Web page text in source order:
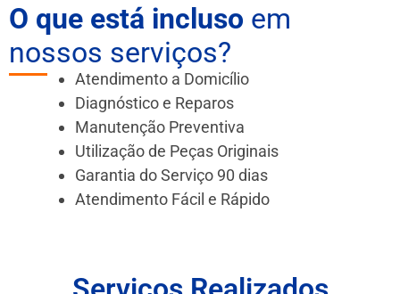
O que está incluso em
nossos serviços?
Atendimento a Domicílio
Diagnóstico e Reparos
Manutenção Preventiva
Utilização de Peças Originais
Garantia do Serviço 90 dias
Atendimento Fácil e Rápido